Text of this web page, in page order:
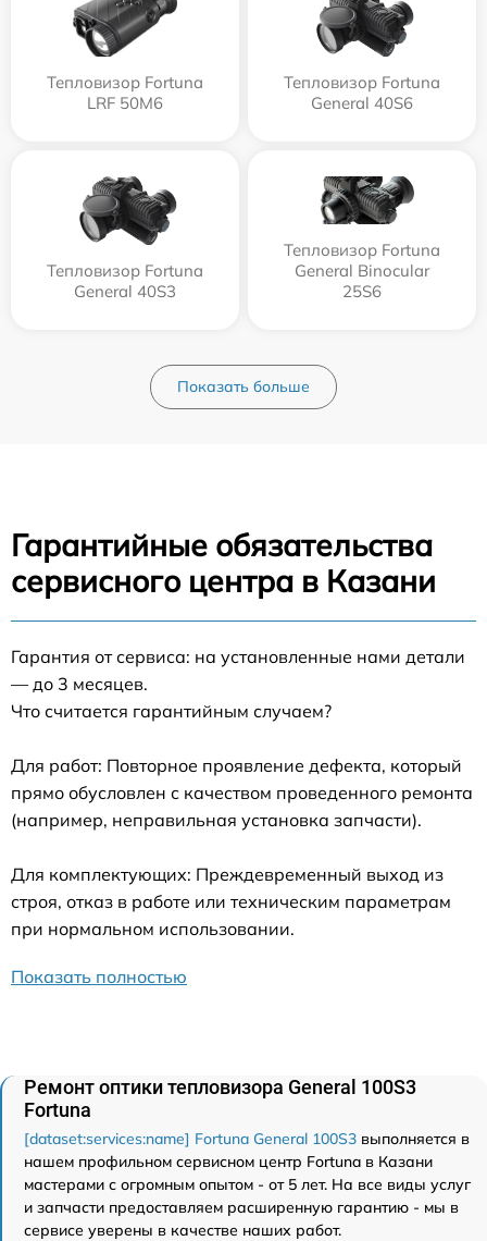
Тепловизор Fortuna
LRF 50M6
Тепловизор Fortuna
General 40S6
Тепловизор Fortuna
General 40S3
Тепловизор Fortuna
General Binocular
25S6
Показать больше
Гарантийные обязательства
сервисного центра в Казани
Гарантия от сервиса: на установленные нами детали
— до 3 месяцев.
Что считается гарантийным случаем?
Для работ: Повторное проявление дефекта, который
прямо обусловлен с качеством проведенного ремонта
(например, неправильная установка запчасти).
Для комплектующих: Преждевременный выход из
строя, отказ в работе или техническим параметрам
при нормальном использовании.
Показать полностью
Ремонт оптики тепловизора General 100S3
Fortuna
[dataset:services:name] Fortuna General 100S3 выполняется в
нашем профильном сервисном центр Fortuna в Казани
мастерами с огромным опытом - от 5 лет. На все виды услуг
и запчасти предоставляем расширенную гарантию - мы в
сервисе уверены в качестве наших работ.